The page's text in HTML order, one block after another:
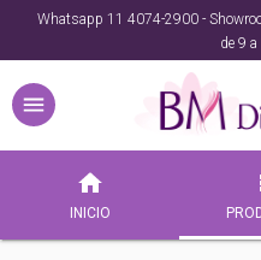
Whatsapp 11 4074-2900 -
de 9
INICIO